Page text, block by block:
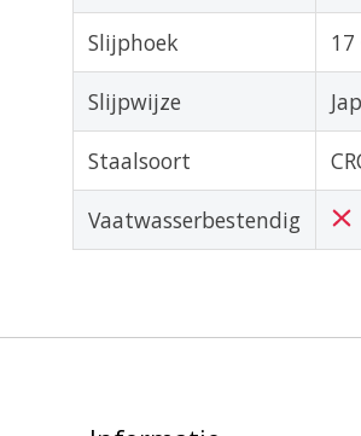
Slijphoek 17
Slijpwijze
Staalsoort
Vaatwasserbestendig